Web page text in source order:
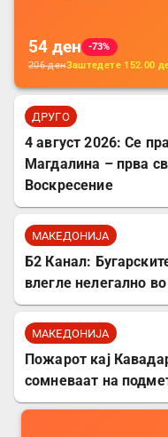
54 ден
-73%
206денЗаштедете 152.00
ДРУГО
4 август 2026: Се
Магдалина – прва
Воскресение
МАКЕДОНИЈА
Б2 Канал:
влегле нелегално
МАКЕДОНИЈА
Пожарот кај
сомневаат на